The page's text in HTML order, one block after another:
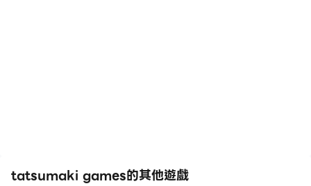
tatsumaki games的其他遊戲